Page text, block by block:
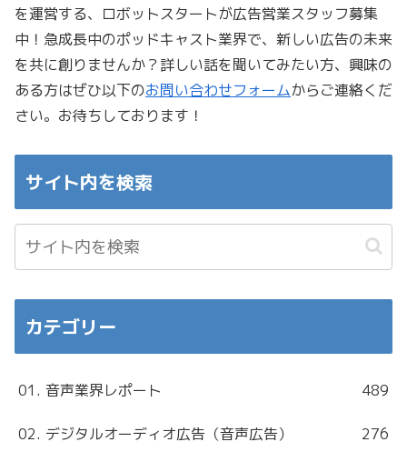
を運営する、ロボットスタートが広告営業スタッフ募集
中！急成長中のポッドキャスト業界で、新しい広告の未来
を共に創りませんか？詳しい話を聞いてみたい方、興味の
ある方はぜひ以下のお問い合わせフォームからご連絡くだ
さい。お待ちしております！
サイト内を検索
カテゴリー
01. 音声業界レポート 489
02. デジタルオーディオ広告（音声広告） 276